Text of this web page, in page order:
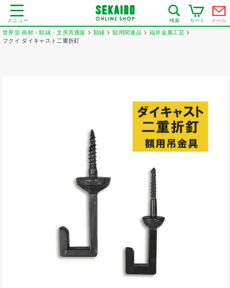
メニュー 検索 カート メール
世界堂 画材・額縁・文房具通販 額縁 額用関連品
福井金属工芸
フクイ ダイキャスト二重折釘